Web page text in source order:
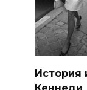
История
Кеннеди